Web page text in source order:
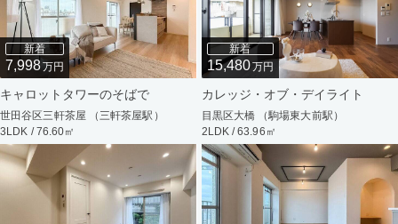
新着
7,998万円
キャロットタワーのそばで
世田谷区三軒茶屋 （三軒茶屋駅）
3LDK / 76.60㎡
新着
15,480万円
カレッジ・オブ・デイライト
目黒区大橋 （駒場東大前駅）
2LDK / 63.96㎡